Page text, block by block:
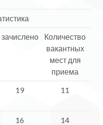
зачислено
Количество
вакантных
мест для
приема
19 11
16 14